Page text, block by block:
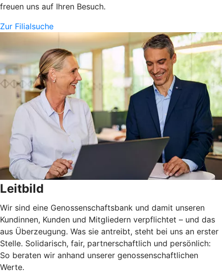
freuen uns auf Ihren Besuch.
Zur Filialsuche
Leitbild
Wir sind eine Genossenschaftsbank und damit unseren
Kundinnen, Kunden und Mitgliedern verpflichtet – und das
aus Überzeugung. Was sie antreibt, steht bei uns an erster
Stelle. Solidarisch, fair, partnerschaftlich und persönlich:
So beraten wir anhand unserer genossenschaftlichen
Werte.